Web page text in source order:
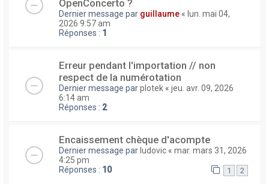
OpenConcerto ?
Dernier message par guillaume « lun. mai 04,
2026 9:57 am
Réponses : 1
Erreur pendant l'importation // non
respect de la numérotation
Dernier message parplotek « jeu. avr. 09, 2026
6:14 am
Réponses : 2
Encaissement chèque d'acompte
Dernier message par ludovic « mar. mars 31, 2026
4:25 pm
Réponses : 10 1 2